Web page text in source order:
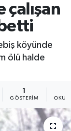
çalışan
köyünde
ölü halde
1
GÖSTERIM